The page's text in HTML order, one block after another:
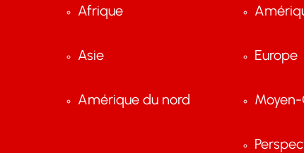
Afrique
Asie
Amérique du nord
Europe